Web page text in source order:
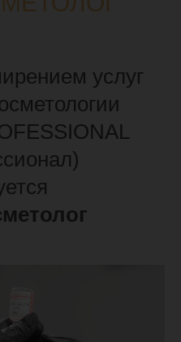
услуг